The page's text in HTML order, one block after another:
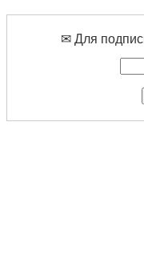
✉ Для